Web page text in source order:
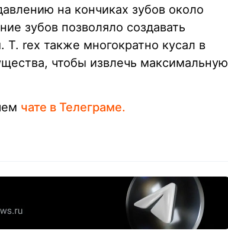
на кончиках зубов около
зубов позволяло создавать
rex также многократно кусал в
чтобы извлечь максимальную
чате в Телеграме.